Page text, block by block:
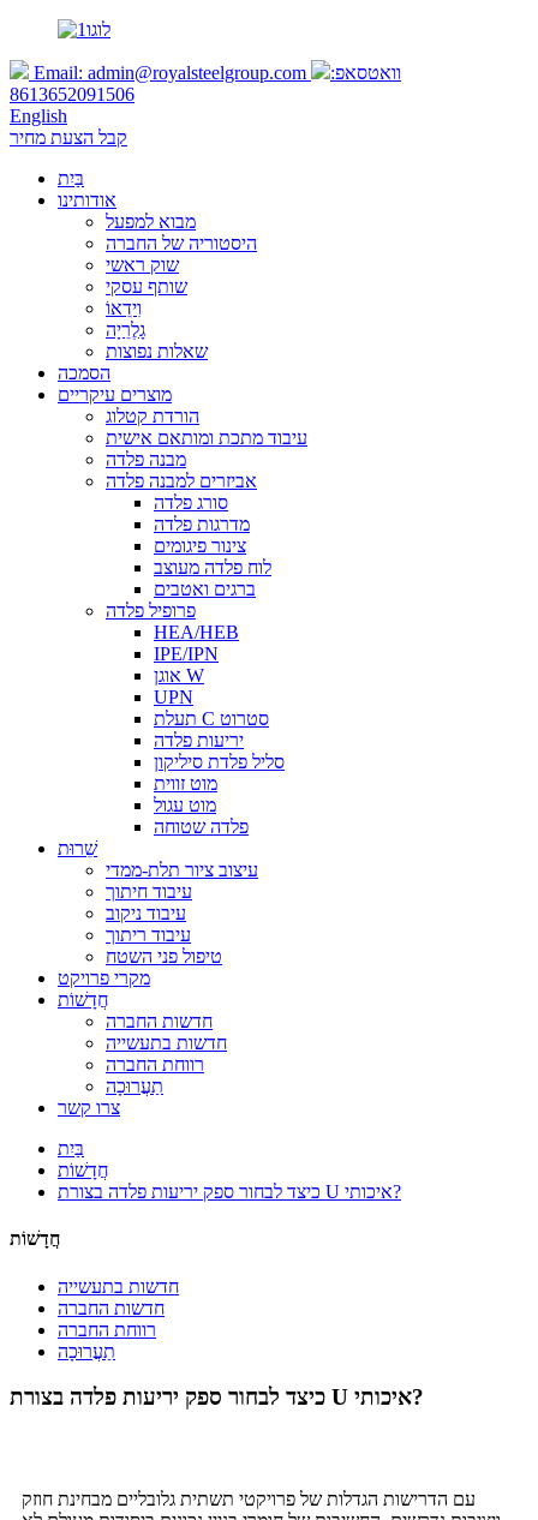
Email: admin@royalsteelgroup.com
וואטסאפ:
8613652091506
English
קבל הצעת מחיר
בַּיִת
אודותינו
מבוא למפעל
היסטוריה של החברה
שוק ראשי
שותף עסקי
וִידֵאוֹ
גָלֶרֵיָה
שאלות נפוצות
הסמכה
מוצרים עיקריים
הורדת קטלוג
עיבוד מתכת ומותאם אישית
מבנה פלדה
אביזרים למבנה פלדה
סורג פלדה
מדרגות פלדה
צינור פיגומים
לוח פלדה מעוצב
ברגים ואטבים
פרופיל פלדה
HEA/HEB
IPE/IPN
אוגן W
UPN
תעלת C סטרוט
יריעות פלדה
סליל פלדת סיליקון
מוט זווית
מוט עגול
פלדה שטוחה
שֵׁרוּת
עיצוב ציור תלת-ממדי
עיבוד חיתוך
עיבוד ניקוב
עיבוד ריתוך
טיפול פני השטח
מקרי פרויקט
חֲדָשׁוֹת
חדשות החברה
חדשות בתעשייה
רווחת החברה
תַעֲרוּכָה
צרו קשר
בַּיִת
חֲדָשׁוֹת
כיצד לבחור ספק יריעות פלדה בצורת U איכותי?
חֲדָשׁוֹת
חדשות בתעשייה
חדשות החברה
רווחת החברה
תַעֲרוּכָה
כיצד לבחור ספק יריעות פלדה בצורת U איכותי?
עם הדרישות הגדלות של פרויקטי תשתית גלובליים מבחינת חוזק